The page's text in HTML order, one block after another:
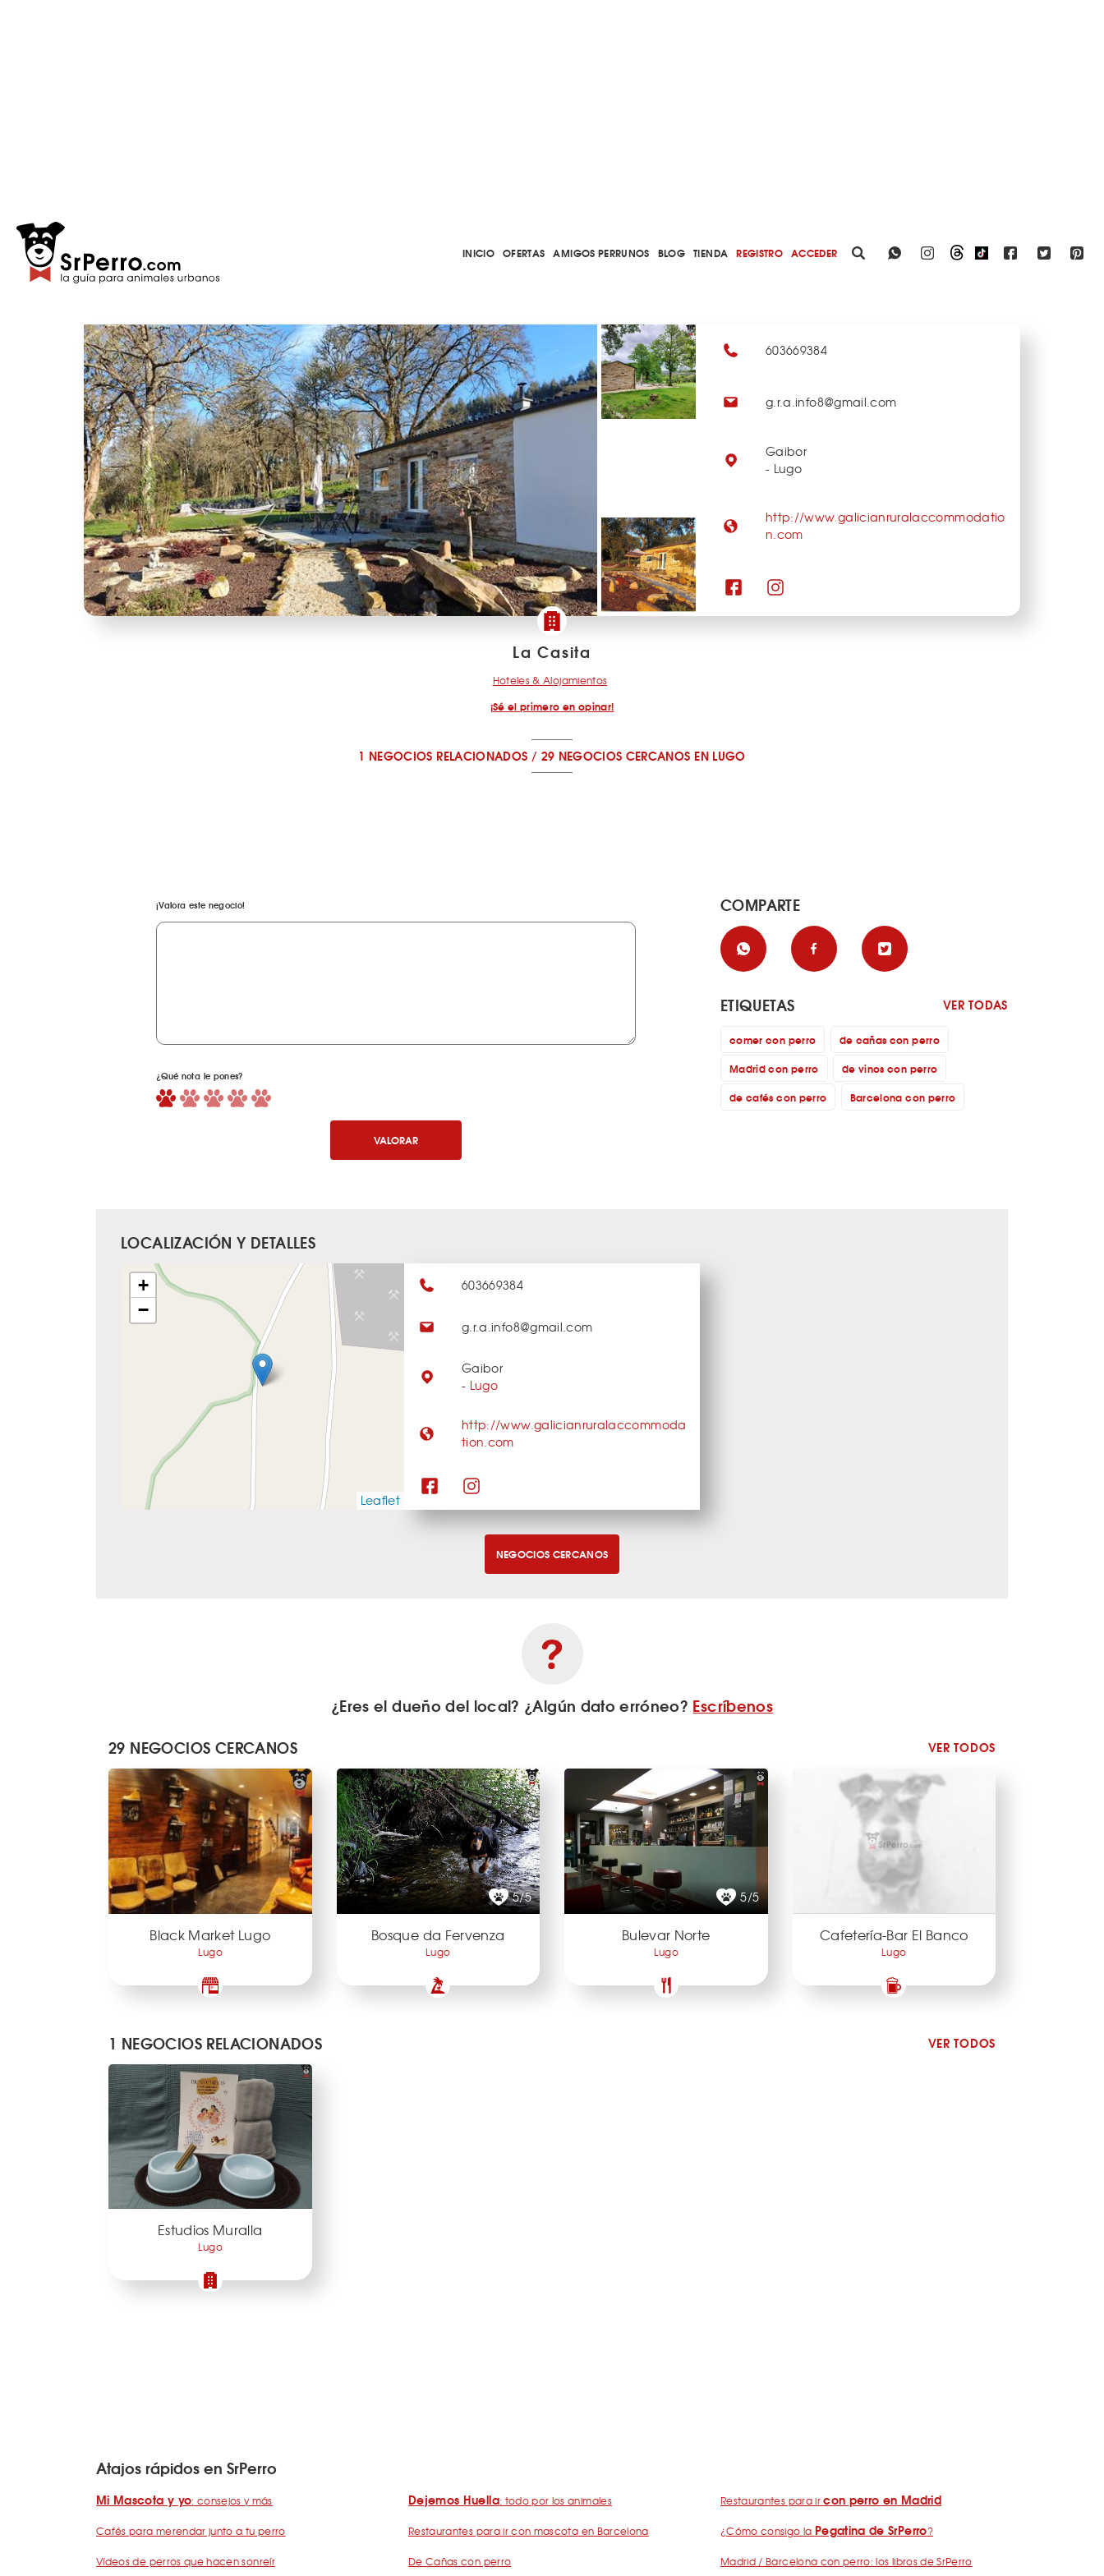
INICIO OFERTAS AMIGOS PERRUNOS BLOG TIENDA REGISTRO ACCEDER
603669384
g.r.a.info8@gmail.com
Gaibor
- Lugo
http://www.galicianruralaccommodatio
n.com
La Casita
Hoteles & Alojamientos
¡Sé el primero en opinar!
1 NEGOCIOS RELACIONADOS / 29 NEGOCIOS CERCANOS EN LUGO
¡Valora este negocio!
¿Qué nota le pones?
VALORAR
COMPARTE
ETIQUETAS VER TODAS
comer con perro
de cañas con perro
Madrid con perro
de vinos con perro
de cafés con perro
Barcelona con perro
LOCALIZACIÓN Y DETALLES
+
−
Leaflet
603669384
g.r.a.info8@gmail.com
Gaibor
- Lugo
http://www.galicianruralaccommoda
tion.com
NEGOCIOS CERCANOS
¿Eres el dueño del local? ¿Algún dato erróneo? Escríbenos
29 NEGOCIOS CERCANOS
VER TODOS
Black Market Lugo
Lugo
5/5
Bosque da Fervenza
Lugo
5/5
Bulevar Norte
Lugo
Cafetería-Bar El Banco
Lugo
1 NEGOCIOS RELACIONADOS VER TODOS
Estudios Muralla
Lugo
Atajos rápidos en SrPerro
Mi Mascota y yo: consejos y más
Cafés para merendar junto a tu perro
Vídeos de perros que hacen sonreír
Dejemos Huella: todo por los animales
Restaurantes para ir con mascota en Barcelona
De Cañas con perro
Restaurantes para ircon perro en Madrid
¿Cómo consigo la Pegatina de SrPerro?
Madrid / Barcelona con perro: los libros de SrPerro